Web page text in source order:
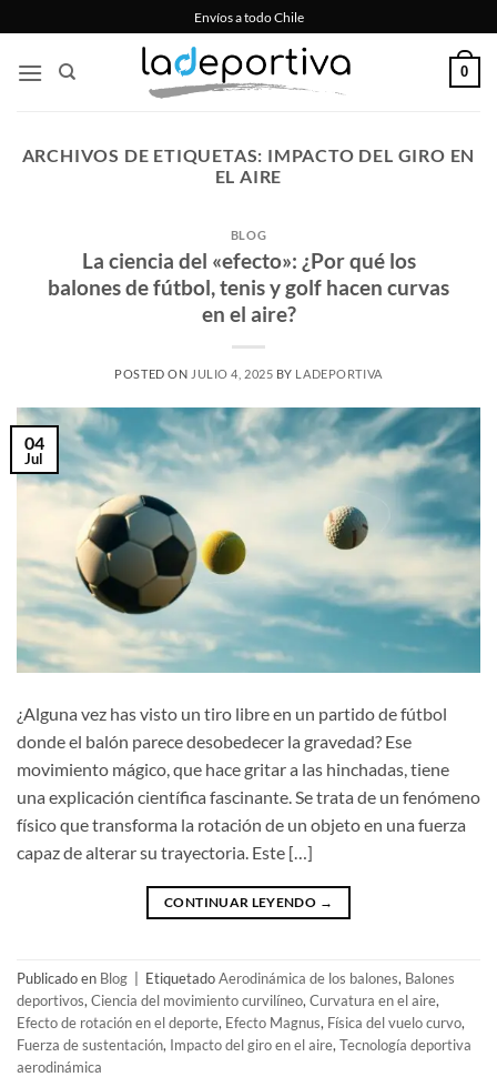
al
contenido
Envíos a todo Chile
0
ARCHIVOS DE ETIQUETAS: IMPACTO DEL GIRO EN
EL AIRE
BLOG
La ciencia del «efecto»: ¿Por qué los
balones de fútbol, tenis y golf hacen curvas
en el aire?
POSTED ON JULIO 4, 2025 BY LADEPORTIVA
04
Jul
¿Alguna vez has visto un tiro libre en un partido de fútbol
donde el balón parece desobedecer la gravedad? Ese
movimiento mágico, que hace gritar a las hinchadas, tiene
una explicación científica fascinante. Se trata de un fenómeno
físico que transforma la rotación de un objeto en una fuerza
capaz de alterar su trayectoria. Este […]
CONTINUAR LEYENDO →
Publicado en Blog EtiquetadoAerodinámica de los balones, Balones
deportivos, Ciencia del movimiento curvilíneo, Curvatura en el aire,
Efecto de rotación en el deporte, Efecto Magnus, Física del vuelo curvo,
Fuerza de sustentación, Impacto del giro en el aire, Tecnología deportiva
aerodinámica